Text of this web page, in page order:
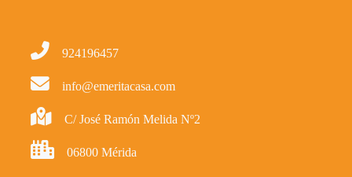
924196457
info@emeritacasa.com
C/ José Ramón Melida Nº2
06800 Mérida